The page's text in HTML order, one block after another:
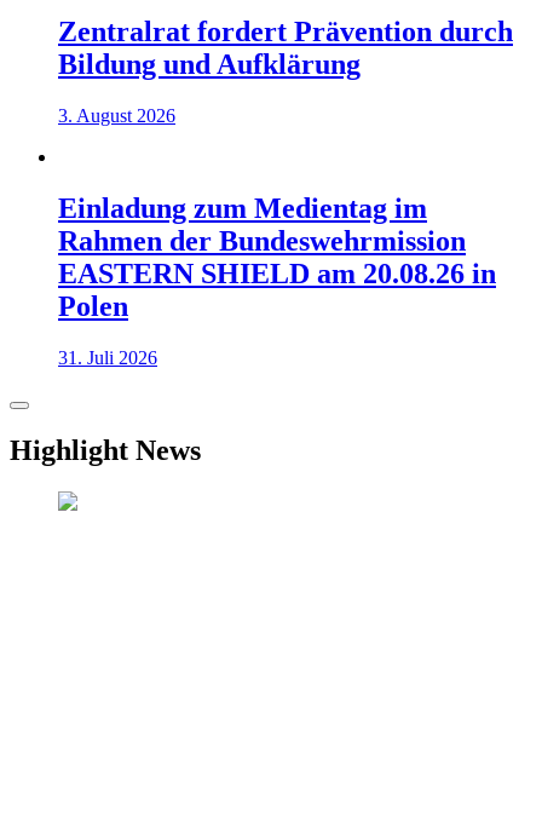
Zentralrat fordert Prävention durch
Bildung und Aufklärung
3. August 2026
Einladung zum Medientag im
Rahmen der Bundeswehrmission
EASTERN SHIELD am 20.08.26 in
Polen
31. Juli 2026
Highlight News